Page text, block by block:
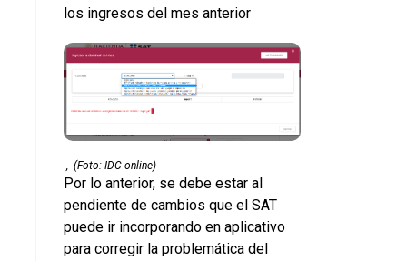
los ingresos del mes anterior
, (Foto: IDC online)
Por lo anterior, se debe estar al
pendiente de cambios que el SAT
puede ir incorporando en aplicativo
para corregir la problemática del